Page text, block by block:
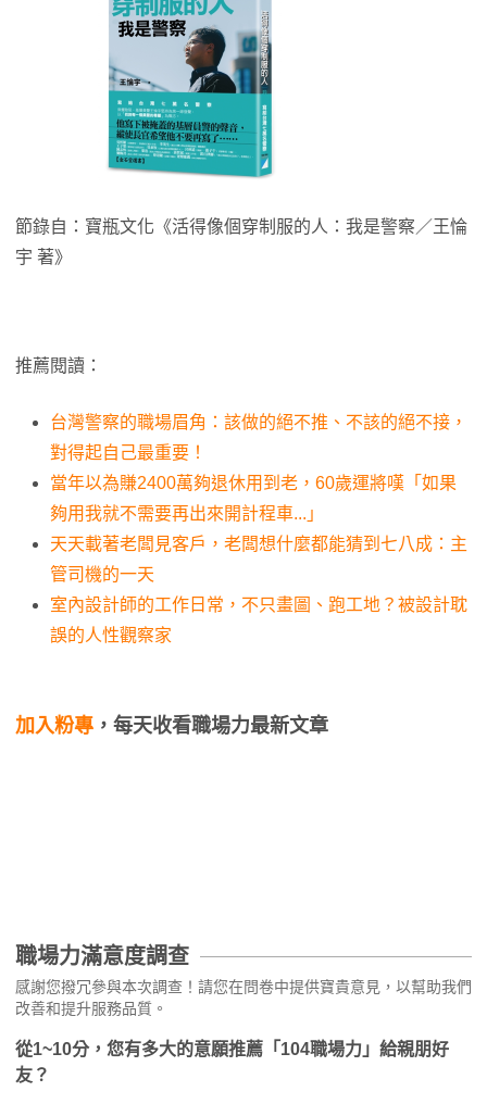
節錄自：寶瓶文化《活得像個穿制服的人：我是警察／王惀
宇 著》
推薦閱讀：
台灣警察的職場眉角：該做的絕不推、不該的絕不接，
對得起自己最重要！
當年以為賺2400萬夠退休用到老，60歲運將嘆「如果
夠用我就不需要再出來開計程車...」
天天載著老闆見客戶，老闆想什麼都能猜到七八成：主
管司機的一天
室內設計師的工作日常，不只畫圖、跑工地？被設計耽
誤的人性觀察家
加入粉專 ，每天收看職場力最新文章
職場力滿意度調查
感謝您撥冗參與本次調查！請您在問卷中提供寶貴意見，以幫助我們
改善和提升服務品質。
從1~10分，您有多大的意願推薦「104職場力」給親朋好
友？